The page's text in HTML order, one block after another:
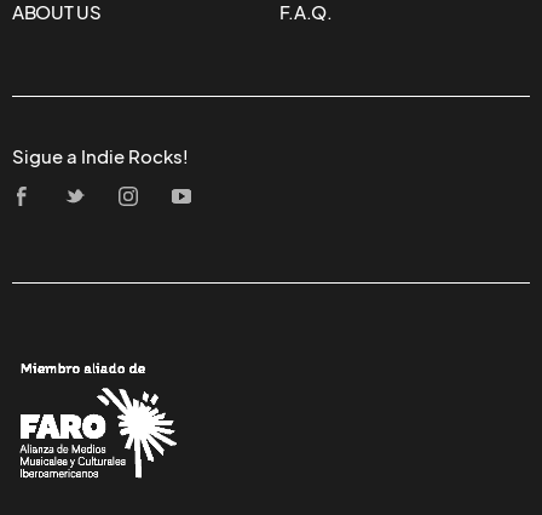
ABOUT US
F.A.Q.
Sigue a Indie Rocks!